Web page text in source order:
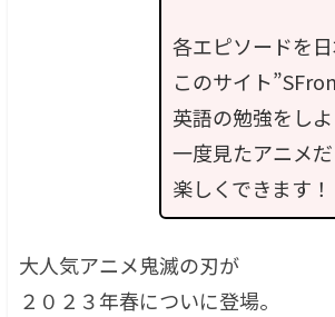
各エピソードを日
このサイト
英語の勉強をしよ
一度見たアニメ
楽しくできます
大人気アニメ鬼滅の刃が
２０２３年春についに登場。